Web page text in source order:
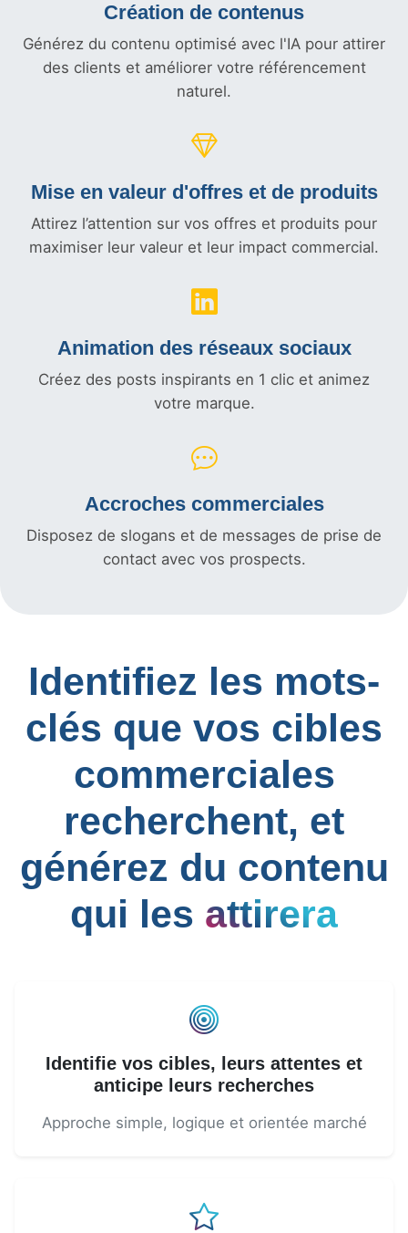
Création de contenus
Générez du contenu optimisé avec l'IA pour attirer
des clients et améliorer votre référencement
naturel.
Mise en valeur d'offres et de produits
Attirez l’attention sur vos offres et produits pour
maximiser leur valeur et leur impact commercial.
Animation des réseaux sociaux
Créez des posts inspirants en 1 clic et animez
votre marque.
Accroches commerciales
Disposez de slogans et de messages de prise de
contact avec vos prospects.
Identifiez les mots-
clés que vos cibles
commerciales
recherchent, et
générez du contenu
qui les attirera
Identifie vos cibles, leurs attentes et
anticipe leurs recherches
Approche simple, logique et orientée marché